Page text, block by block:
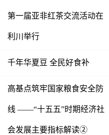
第一届亚非红茶交流活动在
利川举行
千年华夏豆 全民好食补
高基点筑牢国家粮食安全防
线 ——“十五五”时期经济社
会发展主要指标解读②